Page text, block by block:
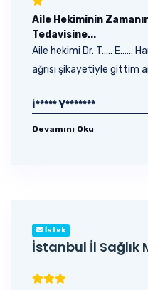
Aile Hekiminin
Tedavisine...
Aile hekimi Dr. T..... E......
ağrısı şikayetiyle gittim
İ***** Y*******
Devamını Oku
İstek
İstanbul İl Sağlık